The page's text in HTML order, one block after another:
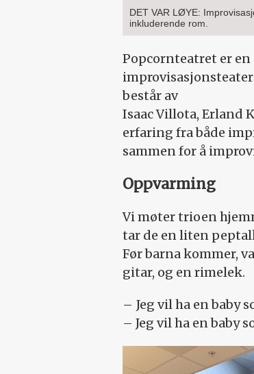
DET VAR LØYE:
inkluderende rom.
Popcornteatret er
består av
Isaac Villota, Erland
erfaring fra både
sammen for å
Oppvarming
Vi møter trioen
tar de en liten
Før barna kommer,
gitar, og en rimelek.
– Jeg vil ha en baby
– Jeg vil ha en baby